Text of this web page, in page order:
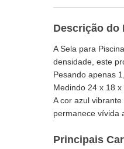
Descrição do
A Sela para
densidade, este
Pesando apenas
Medindo 24 x 18
A cor azul
permanece vívida
Principais